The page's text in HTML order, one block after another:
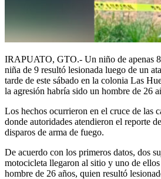
IRAPUATO, GTO.- Un niño de apenas
niña de 9 resultó lesionada luego de un
tarde de este sábado en la colonia Las
la agresión habría sido un hombre de 26
Los hechos ocurrieron en el cruce de las
donde autoridades atendieron el reporte
disparos de arma de fuego.
De acuerdo con los primeros datos, dos
motocicleta llegaron al sitio y uno de
hombre de 26 años, quien resultó